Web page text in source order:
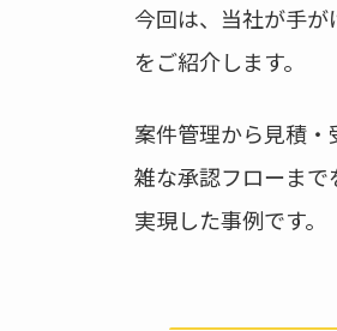
o
o
k
今回は、当社が手が
をご紹介します。
案件管理から見積
雑な承認フローまで
実現した事例です。